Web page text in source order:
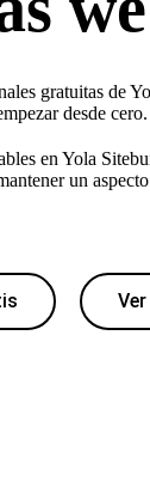
gratuitas de
desde cero.
en Yola
un